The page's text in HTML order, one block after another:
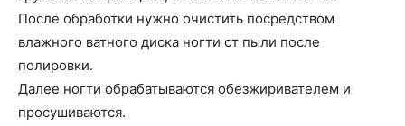
После обработки нужно очистить посредством
влажного ватного диска ногти от пыли после
полировки.
Далее ногти обрабатываются обезжиривателем и
просушиваются.